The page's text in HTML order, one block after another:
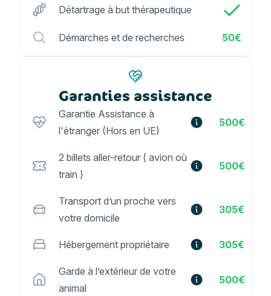
Détartrage à but thérapeutique
Démarches et de recherches 50€
Garanties assistance
Garantie Assistance à
l'étranger (Hors en UE)
500€
2 billets aller-retour ( avion où
train )
500€
Transport d’un proche vers
votre domicile
305€
Hébergement propriétaire 305€
Garde à l’extérieur de votre
animal
500€